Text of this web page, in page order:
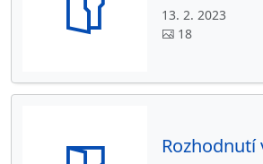
13. 2. 2023
18
Rozhodnutí